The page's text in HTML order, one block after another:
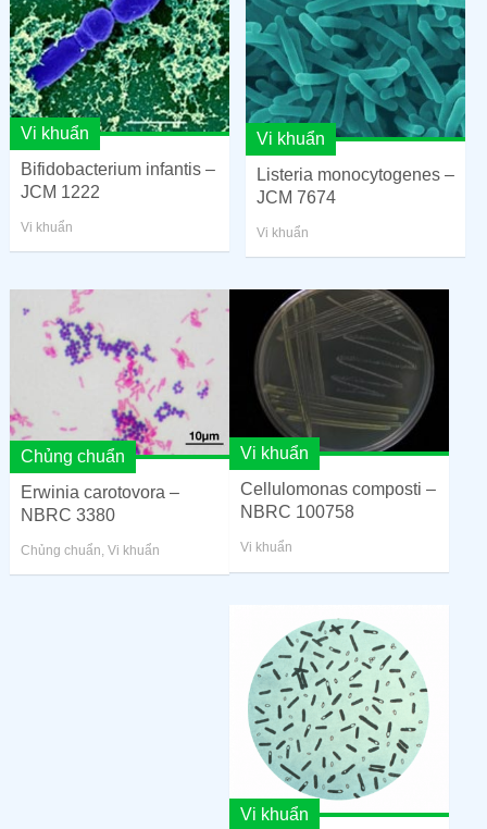
Vi khuẩn
Bifidobacterium infantis –
JCM 1222
Vi khuẩn
Vi khuẩn
Listeria monocytogenes –
JCM 7674
Vi khuẩn
Chủng chuẩn
Erwinia carotovora –
NBRC 3380
Chủng chuẩn Vi khuẩn
Vi khuẩn
Cellulomonas composti –
NBRC 100758
Vi khuẩn
Vi khuẩn